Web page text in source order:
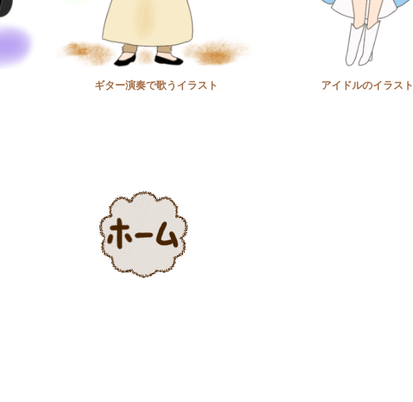
ギター演奏で歌うイラスト アイドルのイラスト